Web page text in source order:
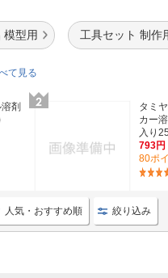
模型用 工具セット 制作
て見る
剤
タミ
カー
入り
793円
80ポ
人気・おすすめ順 絞り込み